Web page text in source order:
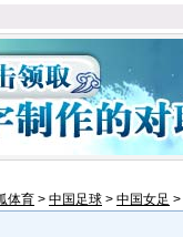
体育 > 中国足球 > 中国女足 >